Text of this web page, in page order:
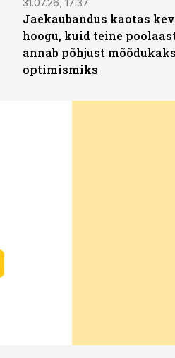
31.07.26, 17:37
Jaekaubandus kaotas
hoogu, kuid teine
annab põhjust mõõdukaks
optimismiks